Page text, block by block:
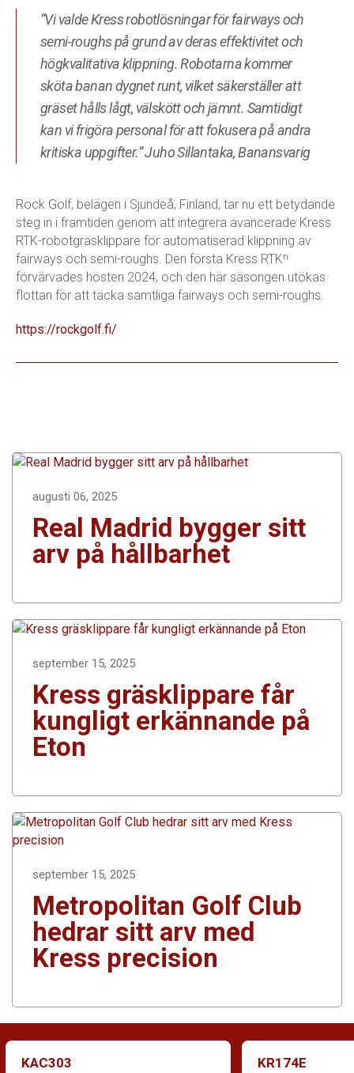
“Vi valde Kress robotlösningar för fairways och
semi-roughs på grund av deras effektivitet och
högkvalitativa klippning. Robotarna kommer
sköta banan dygnet runt, vilket säkerställer att
gräset hålls lågt, välskött och jämnt. Samtidigt
kan vi frigöra personal för att fokusera på andra
kritiska uppgifter.” Juho Sillantaka, Banansvarig
Rock Golf, belägen i Sjundeå, Finland, tar nu ett betydande
steg in i framtiden genom att integrera avancerade Kress
RTK-robotgräsklippare för automatiserad klippning av
fairways och semi-roughs. Den första Kress RTKⁿ
förvärvades hösten 2024, och den här säsongen utökas
flottan för att täcka samtliga fairways och semi-roughs.
https://rockgolf.fi/
augusti 06, 2025
Real Madrid bygger sitt
arv på hållbarhet
september 15, 2025
Kress gräsklippare får
kungligt erkännande på
Eton
september 15, 2025
Metropolitan Golf Club
hedrar sitt arv med
Kress precision
KAC303 KR174E